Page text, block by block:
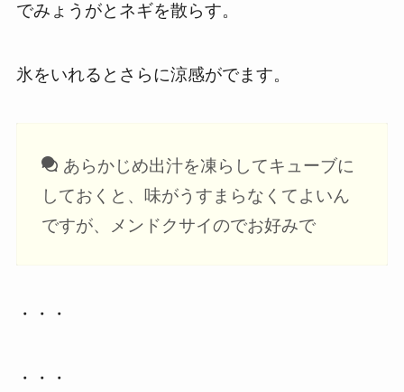
でみょうがとネギを散らす。
氷をいれるとさらに涼感がでます。
あらかじめ出汁を凍らしてキューブに
しておくと、味がうすまらなくてよいん
ですが、メンドクサイのでお好みで
・・・
・・・